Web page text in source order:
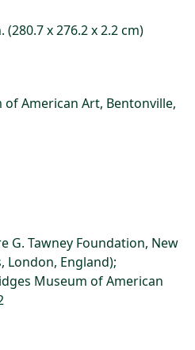
(280.7 x 276.2 x 2.2 cm)
American Art, Bentonville,
G. Tawney Foundation, New
London, England);
Museum of American